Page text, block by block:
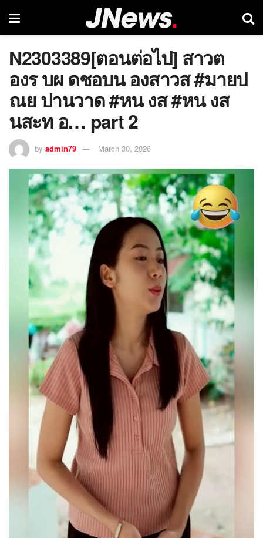
N2303389[ตอนต่อไป] สาวต
องร บผ ดชอบน องสาวส #มายป
ณย ปานวาด #หน งส #หน งส
นสะท อ… part 2
by admin79 March 30, 2026